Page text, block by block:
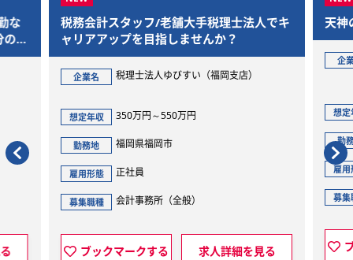
な
好
税務会計スタッフ/老舗大手税理士法人でキ
ャリアアップを目指しませんか？
企業名 税理士法人ゆびすい（福岡支店）
想定年収 350万円～550万円
勤務地 福岡県福岡市
雇用形態 正社員
募集職種 会計事務所（全般）
ブックマークする 求人詳細を見る
天神
企
想定
勤
雇用
募集